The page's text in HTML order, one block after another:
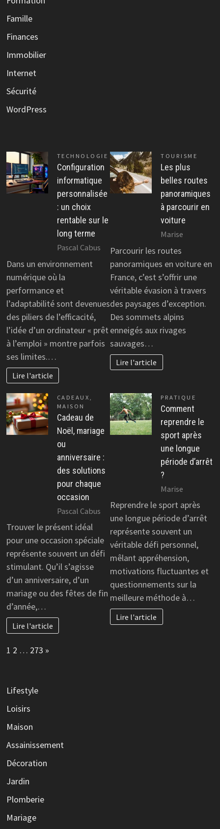
Famille
Finances
Immobilier
Internet
Sécurité
WordPress
TECHNOLOGIE
Configuration
informatique
personnalisée
: un choix
rentable sur le
long terme
Pascal Cabus
Dans un environnement
numérique où la
performance et
l’adaptabilité sont devenues
des piliers de l’efficacité,
l’idée d’un ordinateur « prêt
à l’emploi » montre parfois
ses limites.…
Lire l'article
TOURISME
Les plus
belles routes
panoramiques
à parcourir en
voiture
Marise
Parcourir les routes
panoramiques en voiture en
France, c’est s’offrir une
véritable évasion à travers
des paysages d’exception.
Des sommets alpins
enneigés aux rivages
sauvages…
Lire l'article
CADEAUX ,
MAISON
Cadeau de
Noël, mariage
ou
anniversaire :
des solutions
pour chaque
occasion
Pascal Cabus
Trouver le présent idéal
pour une occasion spéciale
représente souvent un défi
stimulant. Qu’il s’agisse
d’un anniversaire, d’un
mariage ou des fêtes de fin
d’année,…
Lire l'article
PRATIQUE
Comment
reprendre le
sport après
une longue
période d’arrêt
?
Marise
Reprendre le sport après
une longue période d’arrêt
représente souvent un
véritable défi personnel,
mêlant appréhension,
motivations fluctuantes et
questionnements sur la
meilleure méthode à…
Lire l'article
Page:
1 2 … 273 Next
»
Lifestyle
Loisirs
Maison
Assainissement
Décoration
Jardin
Plomberie
Mariage